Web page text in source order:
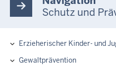
E
Schutz und
Erzieherischer Kinder- und
Gewaltprävention